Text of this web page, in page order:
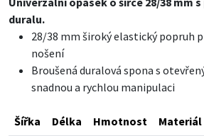
duralu.
28/38 mm široký elastický popruh
nošení
Broušená duralová spona s
snadnou a rychlou manipulaci
Šířka Délka Hmotnost Materiál